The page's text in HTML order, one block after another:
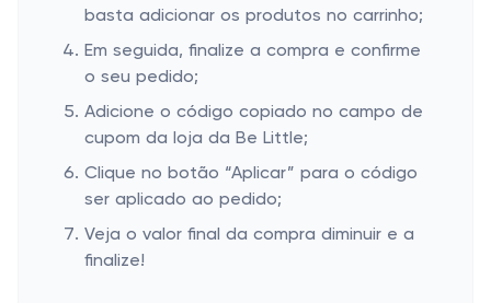
basta adicionar os produtos no carrinho;
Em seguida, finalize a compra e confirme
o seu pedido;
Adicione o código copiado no campo de
cupom da loja da Be Little;
Clique no botão “Aplicar” para o código
ser aplicado ao pedido;
Veja o valor final da compra diminuir e a
finalize!